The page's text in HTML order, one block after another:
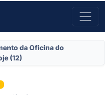
da Oficina do
(12)